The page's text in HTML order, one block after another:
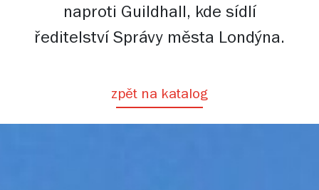
naproti Guildhall, kde sídlí
ředitelství Správy města Londýna.
zpět na katalog